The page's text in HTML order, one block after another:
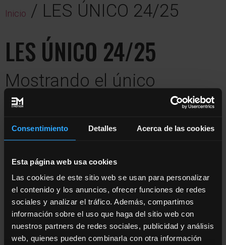
Consentimiento Detalles Acerca de las cookies
Esta página web usa cookies
Las cookies de este sitio web se usan para personalizar
el contenido y los anuncios, ofrecer funciones de redes
sociales y analizar el tráfico. Además, compartimos
información sobre el uso que haga del sitio web con
nuestros partners de redes sociales, publicidad y análisis
web, quienes pueden combinarla con otra información
Inicio / LES ÚNICO 24/25
LES ÚNICO 24/25
Mostrando el único
resultado
PAGO ÚNICO PREVENCIÓN Y
READAPTACIÓN DE LESIONES
24/25